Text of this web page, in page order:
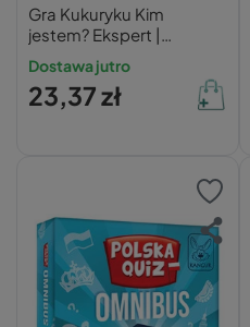
Gra Kukuryku Kim
jestem? Ekspert |
Trudniejsze Zagadki
Przyrodnicze
Dostawa jutro
23,37 zł